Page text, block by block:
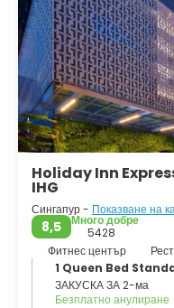
Holiday Inn
IHG
Сингапур - Показване на
8,5
Много добре
5428
Фитнес център
1 Queen Bed
ЗАКУСКА ЗА 2-ма
Безплатно анулиране